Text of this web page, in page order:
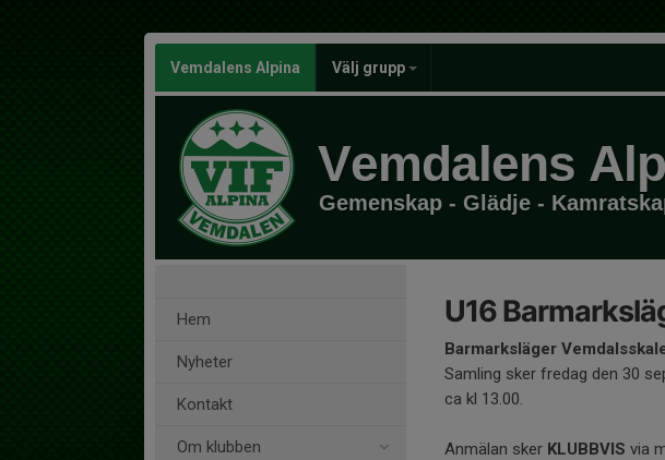
Vemdalens Alpina Välj grupp
Vemdalens
Gemenskap - Glädje -
Hem
Nyheter
Kontakt
Om klubben
U16
Barmarksläger
Samling sker fredag den 30
ca kl 13.00.
Anmälan sker KLUBBVIS via